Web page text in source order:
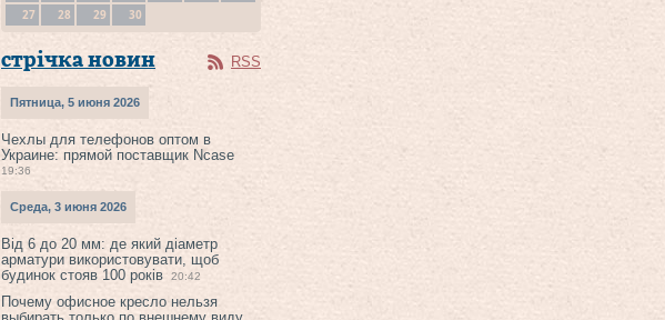
27
28 29 30
стрічка новин RSS
Пятница, 5 июня 2026
Чехлы для телефонов оптом в
Украине: прямой поставщик Ncase
19:36
Среда, 3 июня 2026
Від 6 до 20 мм: де який діаметр
арматури використовувати, щоб
будинок стояв 100 років
20:42
Почему офисное кресло нельзя